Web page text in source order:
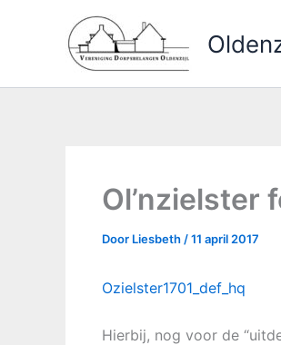
Ol’nzielster
Door Liesbeth /11 april 2017
Ozielster1701_def_hq
Hierbij, nog voor de